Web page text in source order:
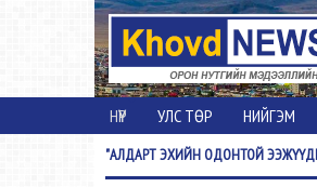
НҮҮР УЛС ТӨР НИЙГЭМ
"АЛДАРТЭХИЙН ОДОНТОЙ